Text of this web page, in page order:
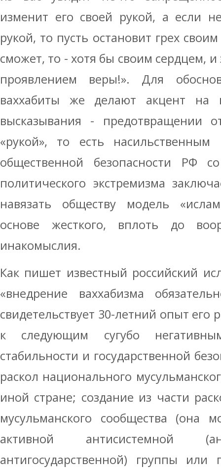
изменит его своей рукой, а если
рукой, то пусть остановит грех
сможет, то - хотя бы своим сердцем,
проявлением веры!». Для
ваххабиты же делают акцент на
высказывания - предотвращении
«рукой», то есть насильственным
общественной безопасности РФ
политического экстремизма
навязать обществу модель
основе жесткого, вплоть до
инакомыслия.
Как пишет известный российский
«внедрение ваххабизма
свидетельствует 30-летний опыт его
к следующим сугубо
стабильности и государственной
раскол национального
иной стране; создание из части
мусульманского сообщества (она
активной антисистемной
антигосударственной) группы или